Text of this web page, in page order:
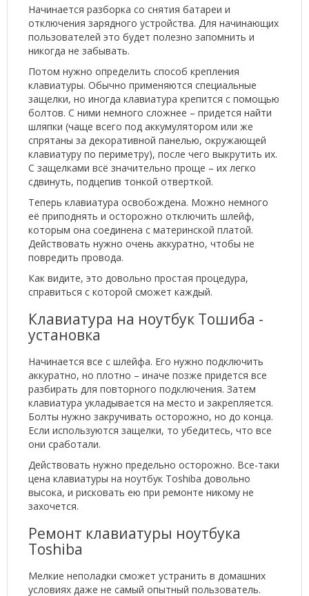
Начинается разборка со снятия батареи и
отключения зарядного устройства. Для начинающих
пользователей это будет полезно запомнить и
никогда не забывать.
Потом нужно определить способ крепления
клавиатуры. Обычно применяются специальные
защелки, но иногда клавиатура крепится с помощью
болтов. С ними немного сложнее – придется найти
шляпки (чаще всего под аккумулятором или же
спрятаны за декоративной панелью, окружающей
клавиатуру по периметру), после чего выкрутить их.
С защелками всё значительно проще – их легко
сдвинуть, подцепив тонкой отверткой.
Теперь клавиатура освобождена. Можно немного
её приподнять и осторожно отключить шлейф,
которым она соединена с материнской платой.
Действовать нужно очень аккуратно, чтобы не
повредить провода.
Как видите, это довольно простая процедура,
справиться с которой сможет каждый.
Клавиатура на ноутбук Тошиба -
установка
Начинается все с шлейфа. Его нужно подключить
аккуратно, но плотно – иначе позже придется все
разбирать для повторного подключения. Затем
клавиатура укладывается на место и закрепляется.
Болты нужно закручивать осторожно, но до конца.
Если используются защелки, то убедитесь, что все
они сработали.
Действовать нужно предельно осторожно. Все-таки
цена клавиатуры на ноутбук Toshiba довольно
высока, и рисковать ею при ремонте никому не
захочется.
Ремонт клавиатуры ноутбука
Toshiba
Мелкие неполадки сможет устранить в домашних
условиях даже не самый опытный пользователь.